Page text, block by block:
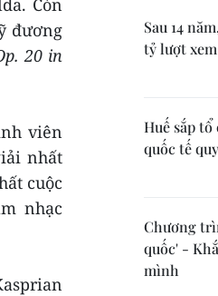
Còn
đương
20 in
viên
nhất
cuộc
nhạc
Sau 14
tỷ lượt
Huế sắp
quốc tế
Chương
quốc' -
mình